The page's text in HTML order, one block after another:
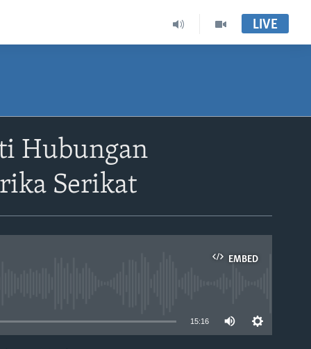
LIVE
Hubungan
Serikat
EMBED
15:16